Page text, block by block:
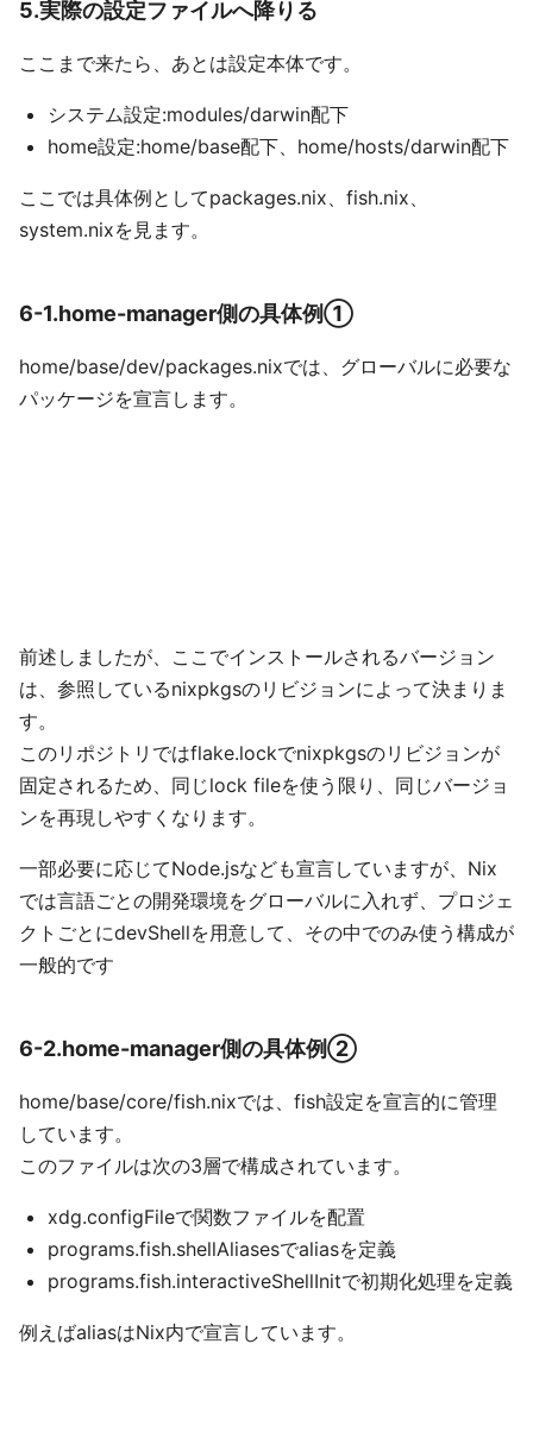
5.実際の設定ファイルへ降りる
ここまで来たら、あとは設定本体です。
システム設定:modules/darwin配下
home設定:home/base配下、home/hosts/darwin配下
ここでは具体例としてpackages.nix、fish.nix、
system.nixを見ます。
6-1.home-manager側の具体例①
home/base/dev/packages.nixでは、グローバルに必要な
パッケージを宣言します。
前述しましたが、ここでインストールされるバージョン
は、参照しているnixpkgsのリビジョンによって決まりま
す。
このリポジトリではflake.lockでnixpkgsのリビジョンが
固定されるため、同じlock fileを使う限り、同じバージョ
ンを再現しやすくなります。
一部必要に応じてNode.jsなども宣言していますが、Nix
では言語ごとの開発環境をグローバルに入れず、プロジェ
クトごとにdevShellを用意して、その中でのみ使う構成が
一般的です
6-2.home-manager側の具体例②
home/base/core/fish.nixでは、fish設定を宣言的に管理
しています。
このファイルは次の3層で構成されています。
xdg.configFileで関数ファイルを配置
programs.fish.shellAliasesでaliasを定義
programs.fish.interactiveShellInitで初期化処理を定義
例えばaliasはNix内で宣言しています。